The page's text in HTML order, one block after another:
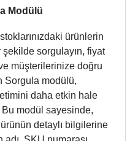
Modülü
ürünlerin
şekilde sorgulayın, fiyat
müşterilerinize doğru
Sorgula modülü,
daha etkin hale
Bu modül sayesinde,
detaylı bilgilerine